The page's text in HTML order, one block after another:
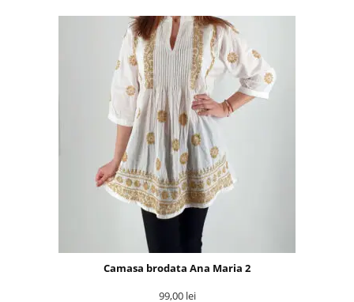
Camasa brodata Ana Maria 2
99,00 lei